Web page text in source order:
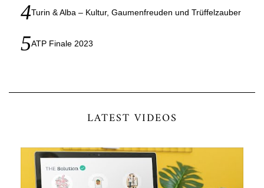
Turin & Alba – Kultur, Gaumenfreuden und Trüffelzauber
ATP Finale 2023
LATEST VIDEOS